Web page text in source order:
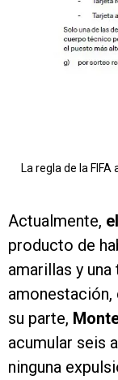
La regla de la
Actualmente,
producto de
amarillas y
amonestación,
su parte,
acumular seis
ninguna